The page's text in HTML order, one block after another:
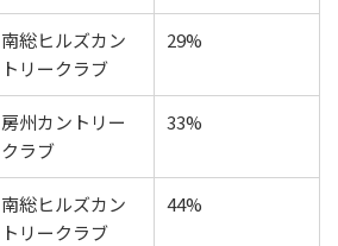
南総ヒルズカン
トリークラブ
29%
房州カントリー
クラブ
33%
南総ヒルズカン
トリークラブ
44%